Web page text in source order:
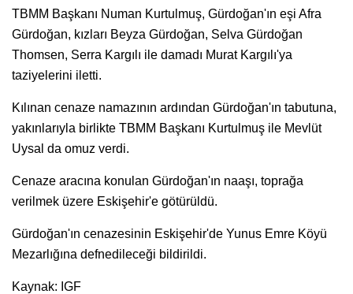
TBMM Başkanı Numan Kurtulmuş, Gürdoğan'ın eşi Afra
Gürdoğan, kızları Beyza Gürdoğan, Selva Gürdoğan
Thomsen, Serra Kargılı ile damadı Murat Kargılı'ya
taziyelerini iletti.
Kılınan cenaze namazının ardından Gürdoğan'ın tabutuna,
yakınlarıyla birlikte TBMM Başkanı Kurtulmuş ile Mevlüt
Uysal da omuz verdi.
Cenaze aracına konulan Gürdoğan'ın naaşı, toprağa
verilmek üzere Eskişehir'e götürüldü.
Gürdoğan'ın cenazesinin Eskişehir'de Yunus Emre Köyü
Mezarlığına defnedileceği bildirildi.
Kaynak: IGF